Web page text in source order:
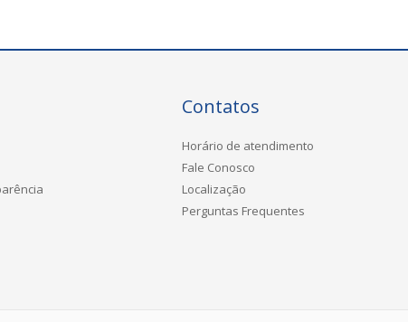
Contatos
Horário de atendimento
Fale Conosco
Localização
Perguntas Frequentes